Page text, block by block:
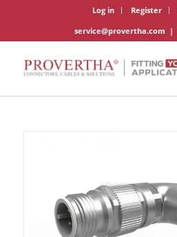
Log in Register
service@provertha.com |